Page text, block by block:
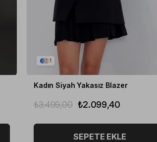
1
Kadın Siyah Yakasız Blazer
₺2.099,40
₺3.499,00
SEPETE EKLE